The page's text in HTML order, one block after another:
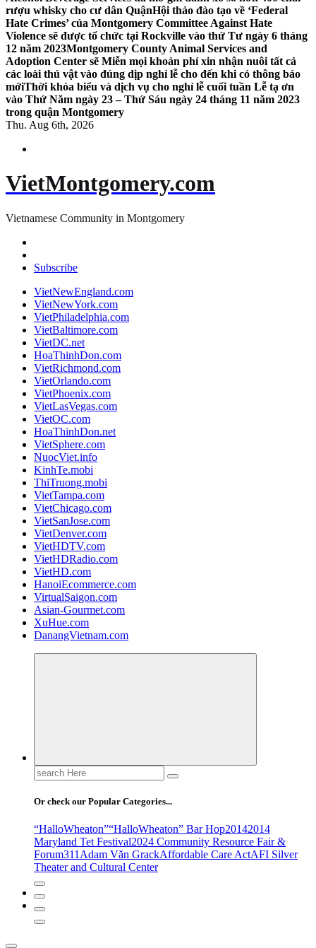
rượu whisky cho cư dân QuậnHội thảo đào tạo về ‘Federal
Hate Crimes’ của Montgomery Committee Against Hate
Violence sẽ được tổ chức tại Rockville vào thứ Tư ngày 6 tháng
12 năm 2023Montgomery County Animal Services and
Adoption Center sẽ Miễn mọi khoản phí xin nhận nuôi tất cả
các loài thú vật vào đúng dịp nghỉ lễ cho đến khi có thông báo
mớiThời khóa biểu và dịch vụ cho nghỉ lễ cuối tuần Lễ tạ ơn
vào Thứ Năm ngày 23 – Thứ Sáu ngày 24 tháng 11 năm 2023
trong quận Montgomery
Thu. Aug 6th, 2026
VietMontgomery.com
Vietnamese Community in Montgomery
Subscribe
VietNewEngland.com
VietNewYork.com
VietPhiladelphia.com
VietBaltimore.com
VietDC.net
HoaThinhDon.com
VietRichmond.com
VietOrlando.com
VietPhoenix.com
VietLasVegas.com
VietOC.com
HoaThinhDon.net
VietSphere.com
NuocViet.info
KinhTe.mobi
ThiTruong.mobi
VietTampa.com
VietChicago.com
VietSanJose.com
VietDenver.com
VietHDTV.com
VietHDRadio.com
VietHD.com
HanoiEcommerce.com
VirtualSaigon.com
Asian-Gourmet.com
XuHue.com
DanangVietnam.com
Search
for:
Or check our Popular Categories...
“HalloWheaton”“HalloWheaton” Bar Hop20142014
Maryland Tet Festival2024 Community Resource Fair &
Forum311 Adam Văn GrackAffordable Care ActAFI Silver
Theater and Cultural Center